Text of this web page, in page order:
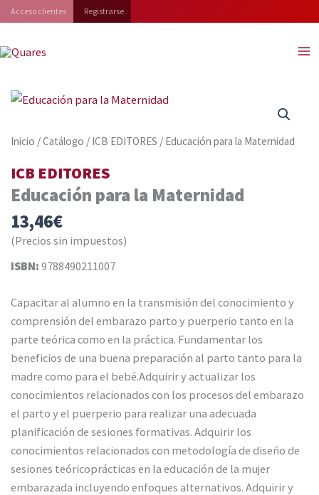
al
contenido
Acceso clientes Registrarse
Inicio /Catálogo / ICB EDITORES / Educación para la Maternidad
ICB EDITORES
Educación para la Maternidad
13,46€
(Precios sin impuestos)
ISBN: 9788490211007
Capacitar al alumno en la transmisión del conocimiento y
comprensión del embarazo parto y puerperio tanto en la
parte teórica como en la práctica. Fundamentar los
beneficios de una buena preparación al parto tanto para la
madre como para el bebé.Adquirir y actualizar los
conocimientos relacionados con los procesos del embarazo
el parto y el puerperio para realizar una adecuada
planificación de sesiones formativas. Adquirir los
conocimientos relacionados con metodología de diseño de
sesiones teóricoprácticas en la educación de la mujer
embarazada incluyendo enfoques alternativos. Adquirir y